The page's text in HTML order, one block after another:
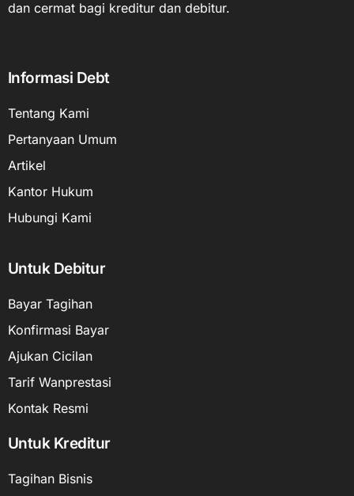
dan cermat bagi kreditur dan debitur.
Informasi Debt
Tentang Kami
Pertanyaan Umum
Artikel
Kantor Hukum
Hubungi Kami
Untuk Debitur
Bayar Tagihan
Konfirmasi Bayar
Ajukan Cicilan
Tarif Wanprestasi
Kontak Resmi
Untuk Kreditur
Tagihan Bisnis